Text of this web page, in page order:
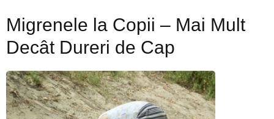
Migrenele la Copii – Mai Mult
Decât Dureri de Cap